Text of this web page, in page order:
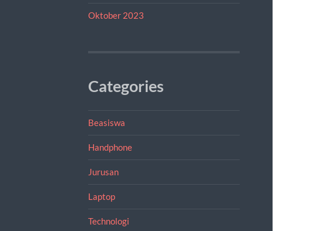
Oktober 2023
Categories
Beasiswa
Handphone
Jurusan
Laptop
Technologi